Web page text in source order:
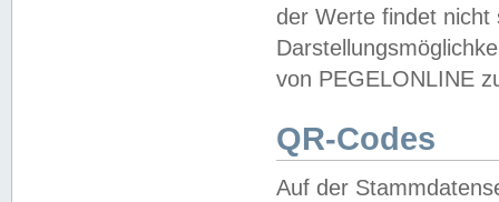
der Werte findet
von PEGELONLINE
QR-Codes
Auf der